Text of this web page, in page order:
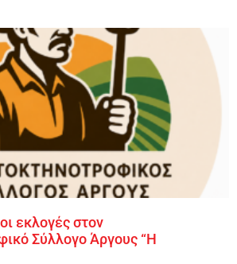
εκλογές στον
Σύλλογο Άργους “Η